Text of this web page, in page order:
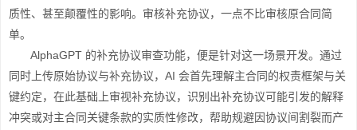
质性、甚至颠覆性的影响。审核补充协议，一点不比审核原合同简
单。
AlphaGPT 的补充协议审查功能，便是针对这一场景开发。通过
同时上传原始协议与补充协议，AI 会首先理解主合同的权责框架与关
键约定，在此基础上审视补充协议，识别出补充协议可能引发的解释
冲突或对主合同关键条款的实质性修改，帮助规避因协议间割裂而产